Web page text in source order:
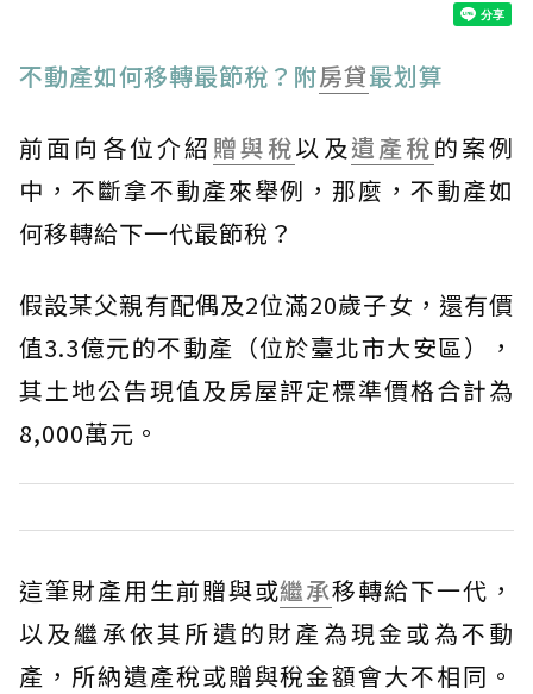
不動產如何移轉最節稅？附房貸最划算
前面向各位介紹 贈與稅以及遺產稅的案例
中，不斷拿不動產來舉例，那麼，不動產如
何移轉給下一代最節稅？
假設某父親有配偶及2位滿20歲子女，還有價
值3.3億元的不動產（位於臺北市大安區），
其土地公告現值及房屋評定標準價格合計為
8,000萬元。
這筆財產用生前贈與或繼承移轉給下一代，
以及繼承依其所遺的財產為現金或為不動
產，所納遺產稅或贈與稅金額會大不相同。